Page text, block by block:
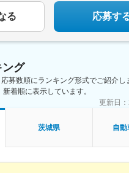
ください。☆引越し手当支給・借り上
る 応募す
ング
募数順にランキング形式でご紹介し
着順に表示しています。
更新日：
茨城県 自